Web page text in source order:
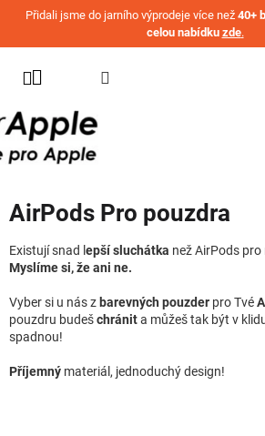
Přejít na obsah
Přidali jsme do jarního výprodeje více než 40+
celou nabídku zde.
IPHONE
MACBOOK
AIRPODS
OSTATNÍ
ZNAČKY
%
AirPods Pro pouzdra
Existují snad lepší sluchátka než AirPods
Myslíme si, že ani ne.
Vyber si u nás zbarevných pouzder pro Tvé
pouzdru budešchránita můžeš tak být v
spadnou!
Příjemný materiál, jednoduchý design!